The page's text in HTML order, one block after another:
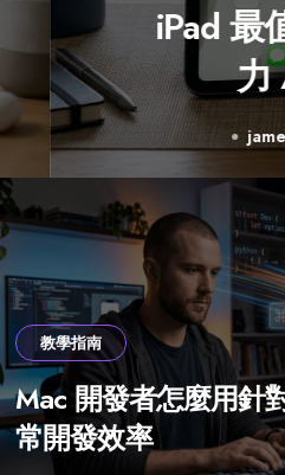
iPad 最值得
力
教學指南
Mac 開發者怎麼用針
常開發效率